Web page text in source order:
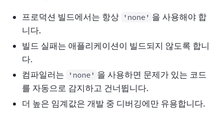
프로덕션 빌드에서는 항상 'none' 을 사용해야 합
니다.
빌드 실패는 애플리케이션이 빌드되지 않도록 합니
다.
컴파일러는
'none' 을 사용하면 문제가 있는 코드
를 자동으로 감지하고 건너뜁니다.
더 높은 임계값은 개발 중 디버깅에만 유용합니다.